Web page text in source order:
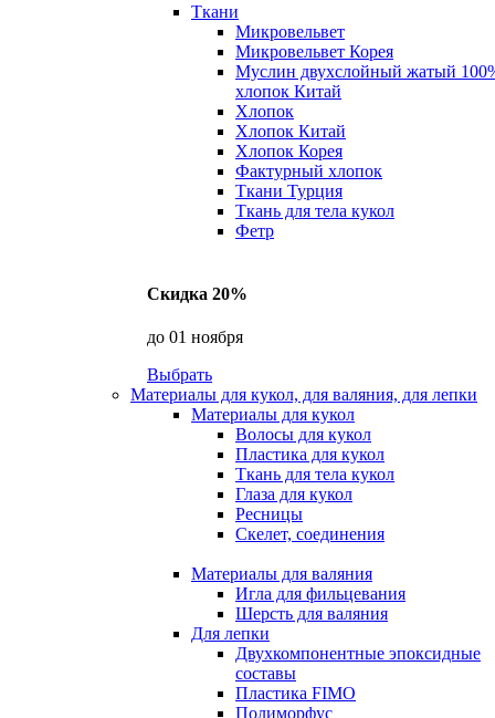
Ткани
Микровельвет
Микровельвет Корея
Муслин двухслойный жатый
хлопок Китай
Хлопок
Хлопок Китай
Хлопок Корея
Фактурный хлопок
Ткани Турция
Ткань для тела кукол
Фетр
Скидка 20%
до 01 ноября
Выбрать
Материалы для кукол, для валяния, для лепки
Материалы для кукол
Волосы для кукол
Пластика для кукол
Ткань для тела кукол
Глаза для кукол
Ресницы
Скелет, соединения
Материалы для валяния
Игла для фильцевания
Шерсть для валяния
Для лепки
Двухкомпонентные эпоксидные
составы
Пластика FIMO
Полиморфус